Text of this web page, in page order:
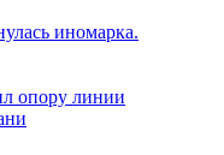
иномарка.
опору линии